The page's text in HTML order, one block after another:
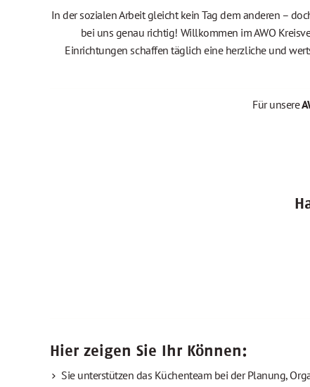
In der sozialen Arbeit gleicht kein Tag dem anderen –
bei uns genau richtig! Willkommen im AWO
Einrichtungen schaffen täglich eine herzliche und
Für unsere
Hier zeigen Sie Ihr Können:
Sie unterstützen das Küchenteam bei der Planung,